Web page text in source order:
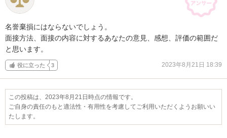
名誉棄損にはならないでしょう。
面接方法、面接の内容に対するあなたの意見、感想、評価の範囲だ
と思います。
役に立った 3 2023年8月21日 18:39
この投稿は、2023年8月21日時点の情報です。
ご自身の責任のもと適法性・有用性を考慮してご利用いただくようお願いい
たします。